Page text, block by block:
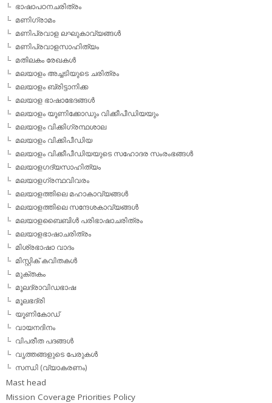
ഭാഷാപഠനചരിത്രം
മണിഗ്രാമം
മണിപ്രവാള ലഘുകാവ്യങ്ങള്‍
മണിപ്രവാളസാഹിത്യം
മതിലകം രേഖകള്‍
മലയാളം അച്ചടിയുടെ ചരിത്രം
മലയാളം ബ്രിട്ടാനിക്ക
മലയാള ഭാഷാഭേദങ്ങള്‍
മലയാളം യൂണിക്കോഡും വിക്കീപീഡിയയും
മലയാളം വിക്കിഗ്രന്ഥശാല
മലയാളം വിക്കിപീഡിയ
മലയാളം വിക്കീപീഡിയയുടെ സഹോദര സംരംഭങ്ങള്‍
മലയാളഗദ്യസാഹിത്യം
മലയാളഗ്രന്ഥവിവരം
മലയാളത്തിലെ മഹാകാവ്യങ്ങള്‍
മലയാളത്തിലെ സന്ദേശകാവ്യങ്ങള്‍
മലയാളബൈബിള്‍ പരിഭാഷാചരിത്രം
മലയാളഭാഷാചരിത്രം
മിശ്രഭാഷാ വാദം
മിസ്റ്റിക് കവിതകള്‍
മുക്തകം
മൂലദ്രാവിഡഭാഷ
മൂലഭദ്രി
യൂണികോഡ്
വായനദിനം
വിപരീത പദങ്ങള്‍
വൃത്തങ്ങളുടെ പേരുകള്‍
സന്ധി (വ്യാകരണം)
Mast head
Mission Coverage Priorities Policy